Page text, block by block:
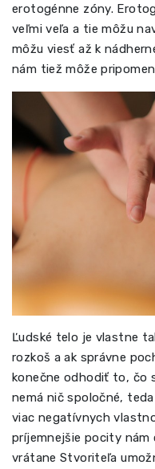
erotogénne zóny.
veľmi veľa a tie môžu
môžu viesť až k
nám tiež môže
Ľudské telo je vlastne
rozkoš a ak správne
konečne odhodiť to, čo
nemá nič spoločné,
viac negatívnych
príjemnejšie pocity nám
vrátane Stvoriteľa